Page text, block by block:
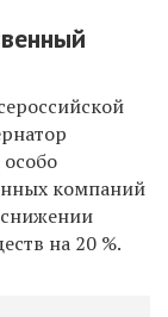
особо
компаний
на 20 %.